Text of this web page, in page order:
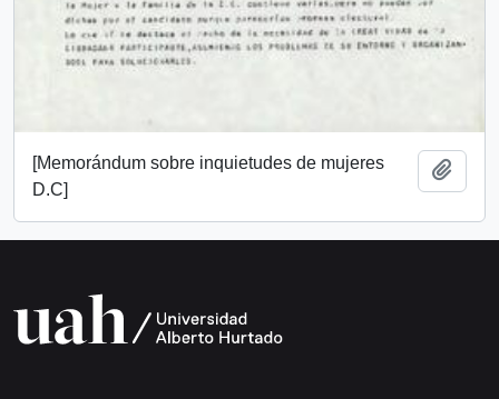
[Memorándum sobre inquietudes de mujeres
D.C]